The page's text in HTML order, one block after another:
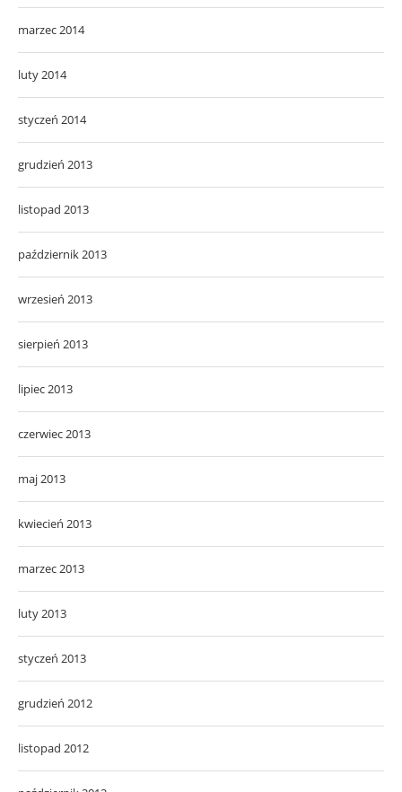
marzec 2014
luty 2014
styczeń 2014
grudzień 2013
listopad 2013
październik 2013
wrzesień 2013
sierpień 2013
lipiec 2013
czerwiec 2013
maj 2013
kwiecień 2013
marzec 2013
luty 2013
styczeń 2013
grudzień 2012
listopad 2012